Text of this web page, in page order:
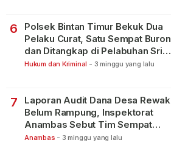
6
Polsek Bintan Timur Bekuk Dua
Pelaku Curat, Satu Sempat Buron
dan Ditangkap di Pelabuhan Sri
Bintan Pura
Hukum dan Kriminal - 3 minggu yang lalu
7
Laporan Audit Dana Desa Rewak
Belum Rampung, Inspektorat
Anambas Sebut Tim Sempat
Terbagi Tangani Kasus Lain
Anambas - 3 minggu yang lalu